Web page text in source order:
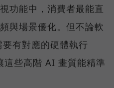
功能中，消費者最能直
與場景優化。但不論軟
有對應的硬體執行
這些高階 AI 畫質能精準